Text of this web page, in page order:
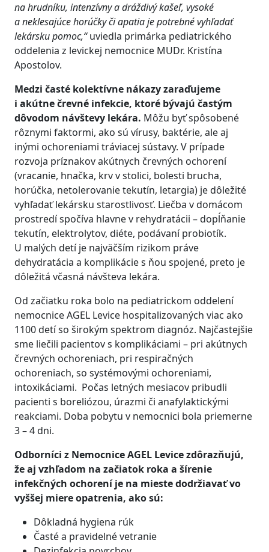
na hrudníku, intenzívny a dráždivý kašeľ, vysoké
a neklesajúce horúčky či apatia je potrebné vyhľadať
lekársku pomoc,“uviedla primárka pediatrického
oddelenia z levickej nemocnice MUDr. Kristína
Apostolov.
Medzi časté kolektívne nákazy zaraďujeme
i akútne črevné infekcie, ktoré bývajú častým
dôvodom návštevy lekára. Môžu byť spôsobené
rôznymi faktormi, ako sú vírusy, baktérie, ale aj
inými ochoreniami tráviacej sústavy. V prípade
rozvoja príznakov akútnych črevných ochorení
(vracanie, hnačka, krv v stolici, bolesti brucha,
horúčka, netolerovanie tekutín, letargia) je dôležité
vyhľadať lekársku starostlivosť. Liečba v domácom
prostredí spočíva hlavne v rehydratácii – dopĺňanie
tekutín, elektrolytov, diéte, podávaní probiotík.
U malých detí je najväčším rizikom práve
dehydratácia a komplikácie s ňou spojené, preto je
dôležitá včasná návšteva lekára.
Od začiatku roka bolo na pediatrickom oddelení
nemocnice AGEL Levice hospitalizovaných viac ako
1100 detí so širokým spektrom diagnóz. Najčastejšie
sme liečili pacientov s komplikáciami – pri akútnych
črevných ochoreniach, pri respiračných
ochoreniach, so systémovými ochoreniami,
intoxikáciami. Počas letných mesiacov pribudli
pacienti s boreliózou, úrazmi či anafylaktickými
reakciami. Doba pobytu v nemocnici bola priemerne
3 – 4 dni.
Odborníci z Nemocnice AGEL Levice zdôrazňujú,
že aj vzhľadom na začiatok roka a šírenie
infekčných ochorení je na mieste dodržiavať vo
vyššej miere opatrenia, ako sú:
Dôkladná hygiena rúk
Časté a pravidelné vetranie